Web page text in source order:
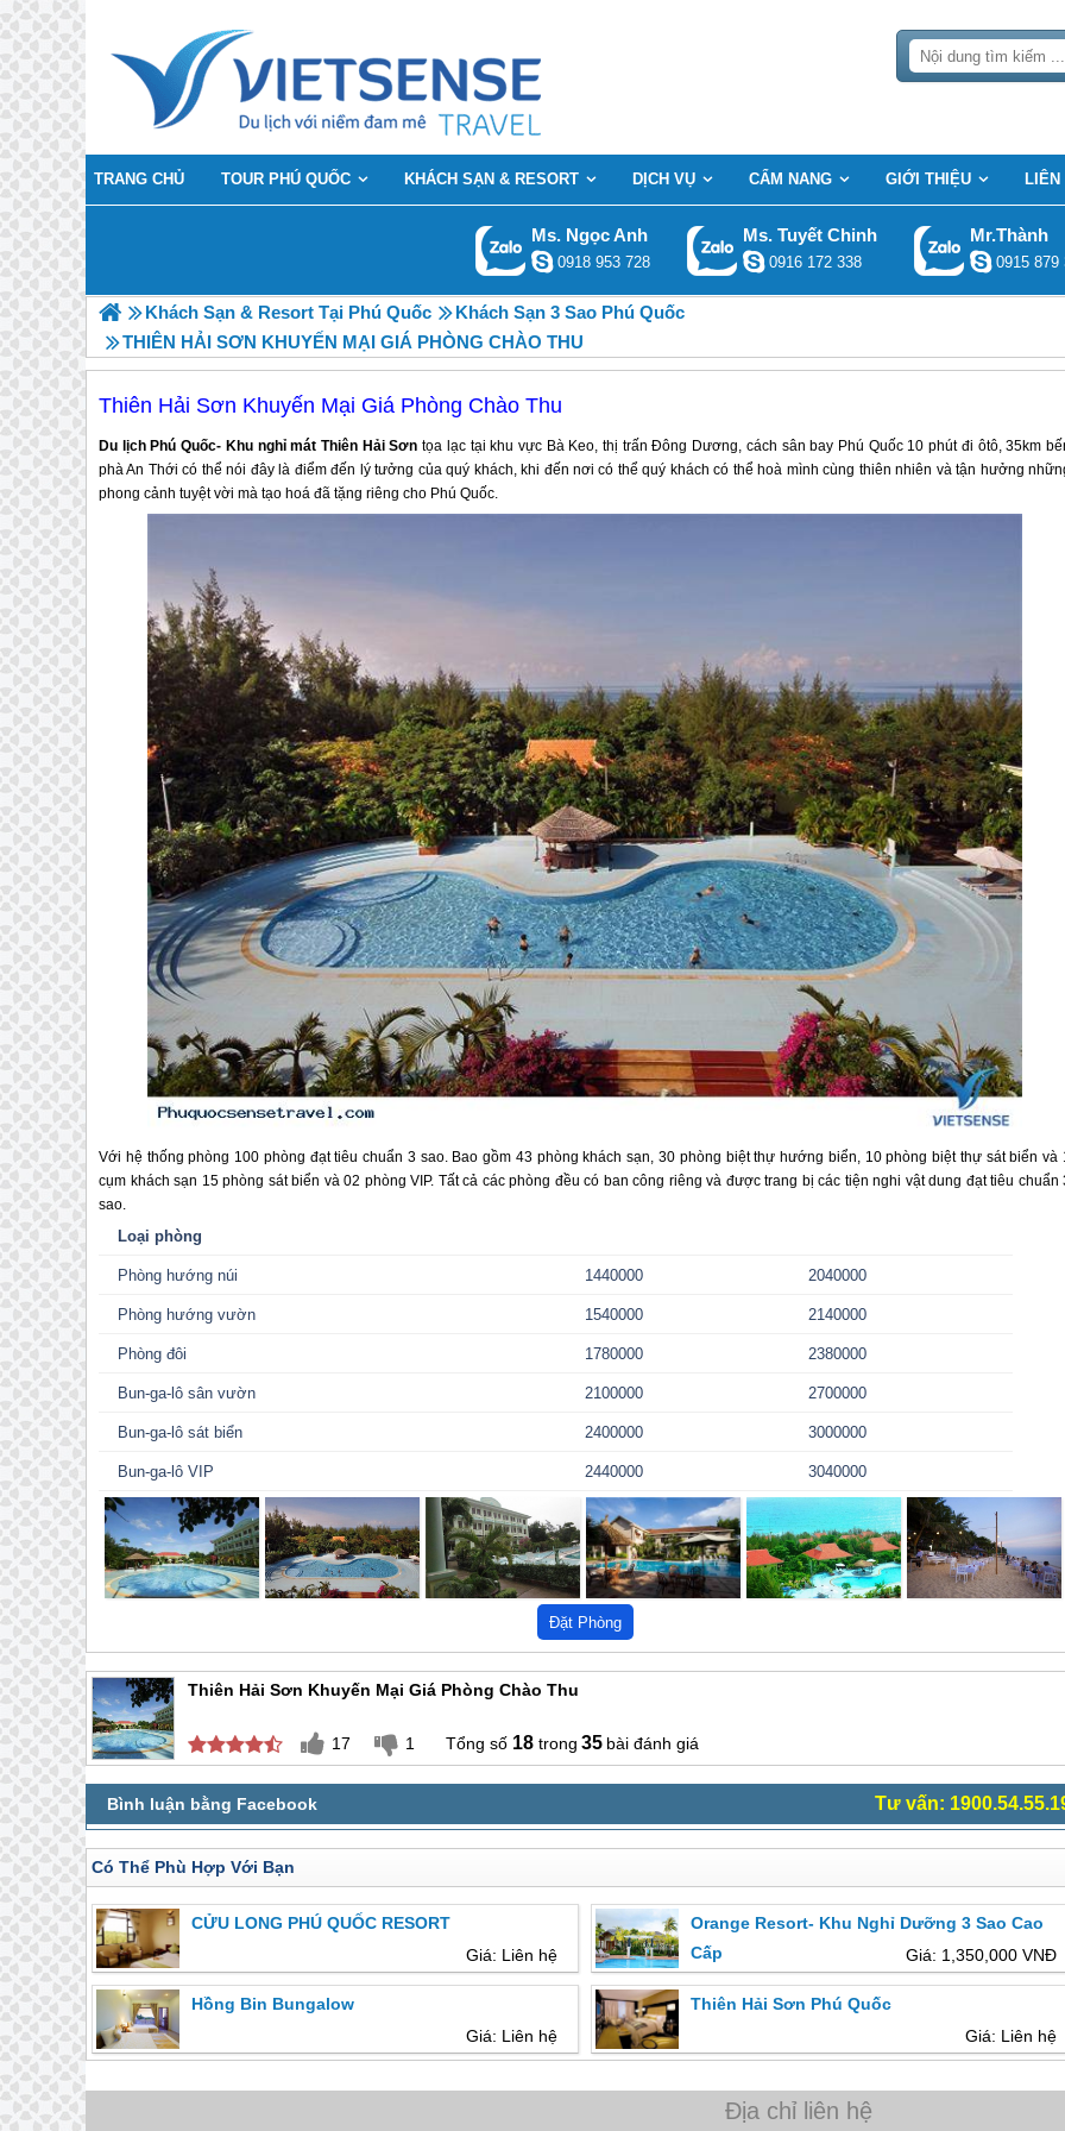
TRANG CHỦ TOUR PHÚ QUỐC KHÁCH SẠN & RESORT DỊCH VỤ CẨM NANG GIỚI THIỆU LIÊN
Ms. Ngọc Anh
0918 953 728
Ms. Tuyết Chinh
0916 172 338
Mr.Thành
0915 879
Khách Sạn & Resort Tại Phú Quốc
Khách Sạn 3 Sao Phú Quốc
THIÊN HẢI SƠN KHUYẾN MẠI GIÁ PHÒNG CHÀO THU
Thiên Hải Sơn Khuyến Mại Giá Phòng Chào Thu
Du lịch Phú Quốc- Khu nghỉ mát Thiên Hải Sơn tọa lạc tại khu vực Bà Keo, thị trấn Đông Dương, cách sân bay Phú Quốc 10 phút đi ôtô, 35km
phà An Thới có thể nói đây là điểm đến lý tưởng của quý khách, khi đến nơi có thể quý khách có thể hoà mình cùng thiên nhiên và tận hưởng
phong cảnh tuyệt vời mà tạo hoá đã tặng riêng cho Phú Quốc.
Với hệ thống phòng 100 phòng đạt tiêu chuẩn 3 sao. Bao gồm 43 phòng khách sạn, 30 phòng biệt thự hướng biển, 10 phòng biệt thự sát biển và
cụm khách sạn 15 phòng sát biển và 02 phòng VIP. Tất cả các phòng đều có ban công riêng và được trang bị các tiện nghi vật dung đạt tiêu chuẩn
sao.
Loại phòng
Phòng hướng núi 1440000 2040000
Phòng hướng vườn 1540000 2140000
Phòng đôi 1780000 2380000
Bun-ga-lô sân vườn 2100000 2700000
Bun-ga-lô sát biển 2400000 3000000
Bun-ga-lô VIP 2440000 3040000
Thiên Hải Sơn Khuyến Mại Giá Phòng Chào Thu
17 1 18 35 bài đánh giá
Tư vấn:
Có Thể Phù Hợp Với Bạn
CỬU LONG PHÚ QUỐC RESORT
Giá: Liên hệ
Orange Resort- Khu Nghỉ Dưỡng 3 Sao Cao
Cấp
Giá: 1,350,000 VNĐ
Hồng Bin Bungalow
Giá: Liên hệ
Thiên Hải Sơn Phú Quốc
Giá: Liên hệ